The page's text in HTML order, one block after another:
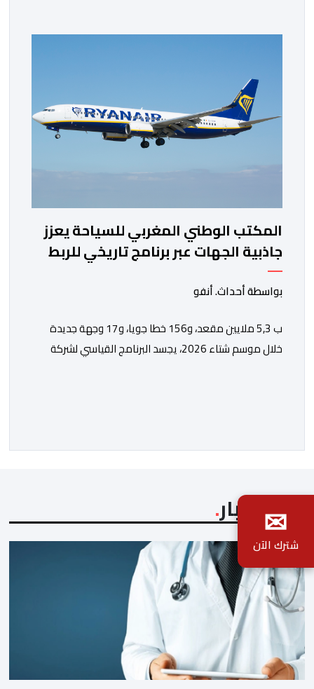
مسافرا خلال الستة أشهر الأولى من السنة الجارية، مقابل
المكتب الوطني المغربي للسياحة يعزز
جاذبية الجهات عبر برنامج تاريخي للربط
الجوي مع شركة "رايان إير"
بواسطة أحداث. أنفو
ب 5,3 ملايين مقعد، و156 خطا جويا، و17 وجهة جديدة
خلال موسم شتاء 2026، يجسد البرنامج القياسي لشركة
الدينامية المتواصلة لاستراتيجيته في مجال النقل الجوي، […]
آخر الأخبار
✉
شترك الآن